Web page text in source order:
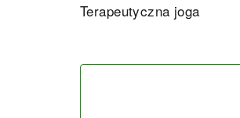
Terapeutyczna joga